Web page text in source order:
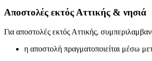
Αποστολές εκτός Αττικής & νησιά
Για αποστολές εκτός Αττικής,
η αποστολή πραγματοποιείται μέσω